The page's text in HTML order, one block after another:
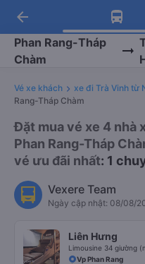
Tải app
Nhận ưu đãi
quyền
Tải app
-30k/ghế khi
app
arrow_back
Phan Rang-Tháp
Chàm
Vé xe khách xe đi Trà Vinh từ
Rang-Tháp Chàm
Đặt mua vé xe 4 nhà
Phan Rang-Tháp
vé ưu đãi nhất: 1
Vexere Team
Ngày cập nhật: 08/08/
Liên Hưng
Limousine 34 giường
Vp Phan Rang